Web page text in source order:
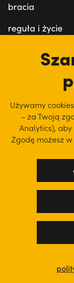
bracia
reguła i życie
tu
polityka prywatności
Używamy
– za Twoją
Analytics), aby
Zgodę możesz